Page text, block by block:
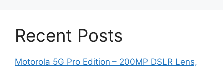
Recent Posts
Motorola 5G Pro Edition – 200MP DSLR Lens,